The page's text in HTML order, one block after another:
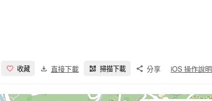
收藏 直接下載 掃描下載 分享 iOS 操作說明